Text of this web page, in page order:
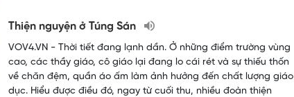
Thiện nguyện ở Túng Sán
VOV4.VN - Thời tiết đang lạnh dần. Ở những điểm trường vùng
cao, các thầy giáo, cô giáo lại đang lo cái rét và sự thiếu thốn
về chăn đệm, quần áo ấm làm ảnh hưởng đến chất lượng giáo
dục. Hiểu được điều đó, ngay từ cuối thu, nhiều đoàn thiện